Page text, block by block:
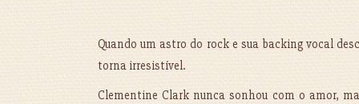
Quando um astro do rock e sua backing vocal
torna irresistível.
Clementine Clark nunca sonhou com o amor,